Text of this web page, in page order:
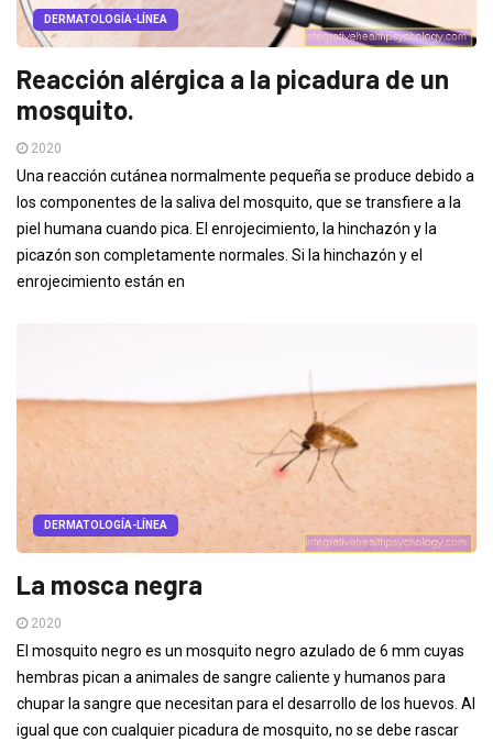
DERMATOLOGÍA-LÍNEA
Reacción alérgica a la picadura de un
mosquito.
2020
Una reacción cutánea normalmente pequeña se produce debido a
los componentes de la saliva del mosquito, que se transfiere a la
piel humana cuando pica. El enrojecimiento, la hinchazón y la
picazón son completamente normales. Si la hinchazón y el
enrojecimiento están en
DERMATOLOGÍA-LÍNEA
La mosca negra
2020
El mosquito negro es un mosquito negro azulado de 6 mm cuyas
hembras pican a animales de sangre caliente y humanos para
chupar la sangre que necesitan para el desarrollo de los huevos. Al
igual que con cualquier picadura de mosquito, no se debe rascar